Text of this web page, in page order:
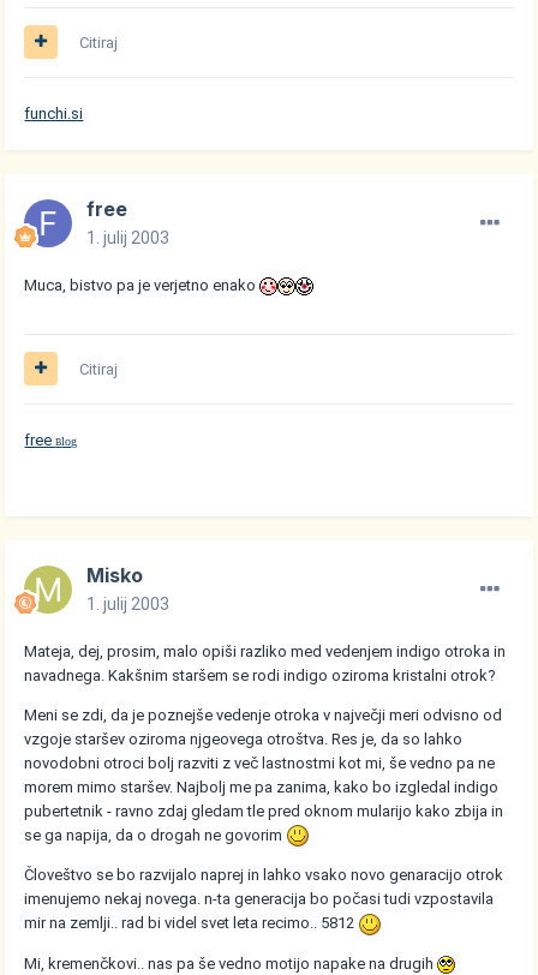
Citiraj
funchi.si
free
1. julij 2003
Muca, bistvo pa je verjetno enako
Citiraj
freeBlog
Misko
1. julij 2003
Mateja, dej, prosim, malo opiši razliko med vedenjem indigo otroka in
navadnega. Kakšnim staršem se rodi indigo oziroma kristalni otrok?
Meni se zdi, da je poznejše vedenje otroka v največji meri odvisno od
vzgoje staršev oziroma njgeovega otroštva. Res je, da so lahko
novodobni otroci bolj razviti z več lastnostmi kot mi, še vedno pa ne
morem mimo staršev. Najbolj me pa zanima, kako bo izgledal indigo
pubertetnik - ravno zdaj gledam tle pred oknom mularijo kako zbija in
se ga napija, da o drogah ne govorim
Človeštvo se bo razvijalo naprej in lahko vsako novo genaracijo otrok
imenujemo nekaj novega. n-ta generacija bo počasi tudi vzpostavila
mir na zemlji.. rad bi videl svet leta recimo.. 5812
Mi, kremenčkovi.. nas pa še vedno motijo napake na drugih